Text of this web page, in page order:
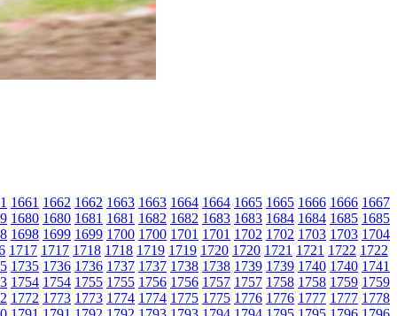
1661 1662 1662 1663 1663 1664 1664 1665 1665 1666 1666 1667
1680 1680 1681 1681 1682 1682 1683 1683 1684 1684 1685 1685
1698 1699 1699 1700 1700 1701 1701 1702 1702 1703 1703 1704
1717 1717 1718 1718 1719 1719 1720 1720 1721 1721 1722 1722
1735 1736 1736 1737 1737 1738 1738 1739 1739 1740 1740 1741
1754 1754 1755 1755 1756 1756 1757 1757 1758 1758 1759 1759
1772 1773 1773 1774 1774 1775 1775 1776 1776 1777 1777 1778